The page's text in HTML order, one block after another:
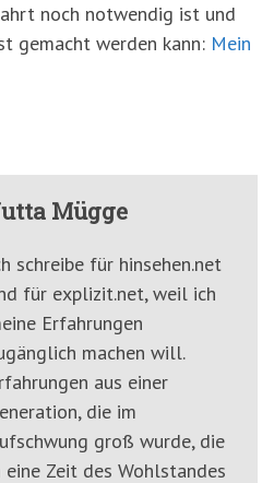
noch notwendig ist und
gemacht werden kann: Mein
Mügge
schreibe für hinsehen.net
für explizit.net, weil ich
Erfahrungen
machen will.
aus einer
die im
groß wurde, die
eine Zeit des Wohlstandes